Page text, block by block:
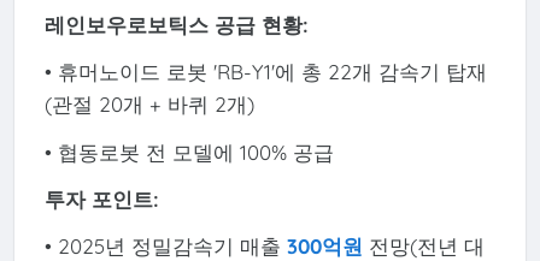
레인보우로보틱스 공급 현황:
• 휴머노이드 로봇 'RB-Y1'에 총 22개 감속기 탑재
(관절 20개 + 바퀴 2개)
• 협동로봇 전 모델에 100% 공급
투자 포인트:
• 2025년 정밀감속기 매출 300억원 전망(전년 대